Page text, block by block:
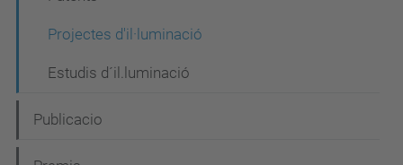
Projectes d'il·luminació
Estudis d´il.luminació
Publicacio